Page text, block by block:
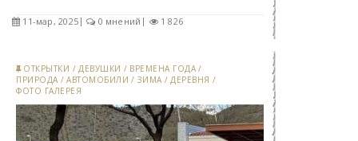
11-мар, 2025 0 мнений 1 826
ОТКРЫТКИ /ДЕВУШКИ / ВРЕМЕНА ГОДА /
ПРИРОДА /АВТОМОБИЛИ / ЗИМА /ДЕРЕВНЯ /
ФОТО ГАЛЕРЕЯ